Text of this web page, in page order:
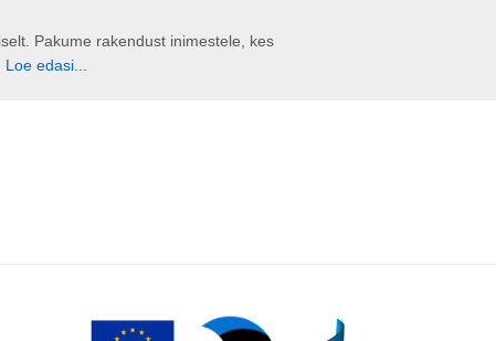
Pakume rakendust inimestele, kes
Loe edasi...